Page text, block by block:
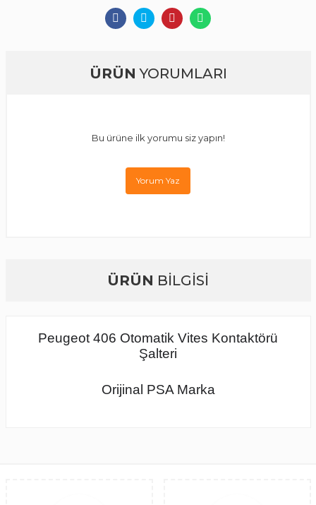
ÜRÜN YORUMLARI
Bu ürüne ilk yorumu siz yapın!
Yorum Yaz
ÜRÜN BİLGİSİ
Peugeot 406 Otomatik Vites Kontaktörü
Şalteri
Orijinal PSA Marka